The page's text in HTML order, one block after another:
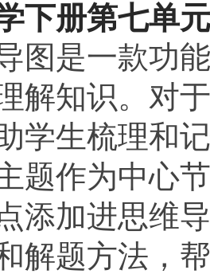
下册第七单
图是一款功
解知识。对
学生梳理和
题作为中心
添加进思维
解题方法，